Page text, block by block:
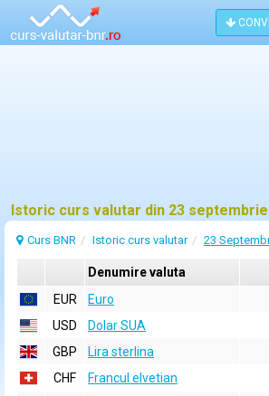
Istoric curs valutar din 23 septembrie
Curs BNR Istoric curs valutar 23
Denumire valuta
EUR
Euro
USD
Dolar SUA
GBP
Lira sterlina
CHF
Francul elvetian